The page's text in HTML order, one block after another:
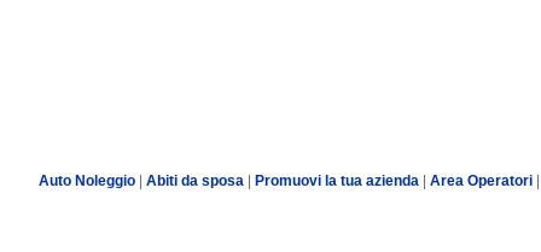
Auto Noleggio| Abiti da sposa| Promuovi la tua azienda Area Operatori